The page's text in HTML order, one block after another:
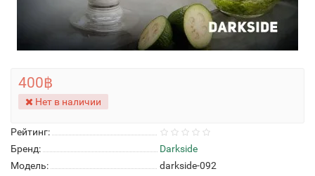
Рейтинг:
Бренд:
Darkside
Модель:
darkside-092
400฿
Нет в наличии